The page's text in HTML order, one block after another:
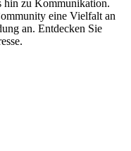
hin zu Kommunikation.
eine Vielfalt an
an. Entdecken Sie